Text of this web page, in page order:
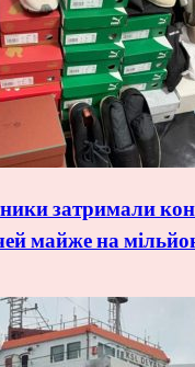
затримали
майже на